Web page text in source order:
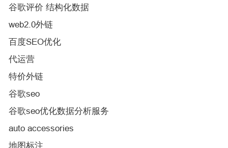
谷歌评价 结构化数据
web2.0外链
百度SEO优化
代运营
特价外链
谷歌seo
谷歌seo优化数据分析服务
auto accessories
地图标注